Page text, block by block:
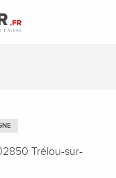
Trélou-sur-